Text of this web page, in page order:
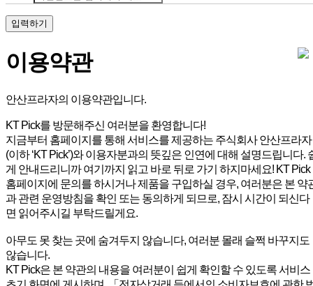
입력하기
이용약관
안산프라자의 이용약관입니다.
KT Pick를 방문해주신 여러분을 환영합니다!
지금부터 홈페이지를 통해 서비스를 제공하는 주식회사 안산프라자
(이하 ‘KT Pick’)와 이용자분과의 뜻깊은 인연에 대해 설명드립니다.
게 안내드리니까 여기까지 읽고 바로 뒤로 가기 하지마세요! KT Pick
홈페이지에 문의를 하시거나 제품을 구입하실 경우, 여러분은 본 약
과 관련 운영방침을 확인 또는 동의하게 되므로, 잠시 시간이 되신다
면 읽어주시길 부탁드릴게요.
아무도 못 찾는 곳에 숨겨두지 않습니다, 여러분 몰래 슬쩍 바꾸지도
않습니다.
KT Pick은 본 약관의 내용을 여러분이 쉽게 확인할 수 있도록 서비스